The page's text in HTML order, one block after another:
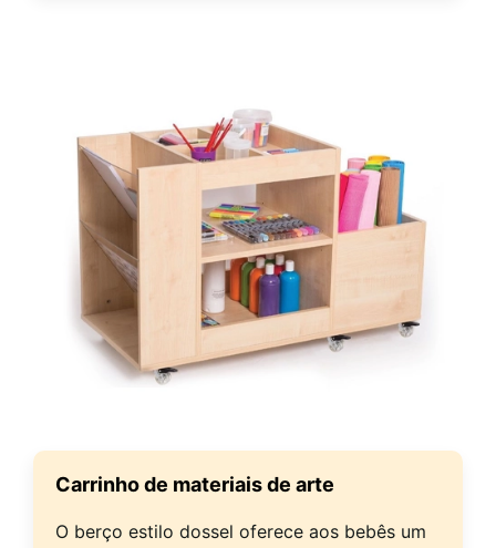
Carrinho de materiais de arte
O berço estilo dossel oferece aos bebês um